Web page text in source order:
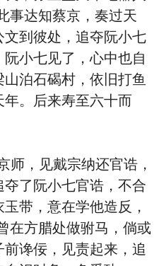
事达知蔡京，奏过天
到彼处，追夺阮小七
小七见了，心中也自
泊石碣村，依旧打鱼
。后来寿至六十而
，见戴宗纳还官诰，
了阮小七官诰，不合
带，意在学他造反，
在方腊处做驸马，倘或
谗佞，见责起来，追